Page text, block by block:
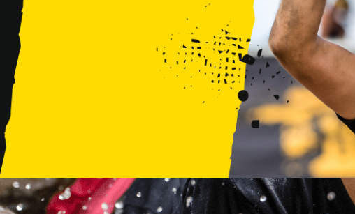
RUNMAGEDDON WARSZAWA TWIERDZA MODLIN 10/11.10.2026
RUNMAGEDDON JURAPARK BAŁTÓW 24/25.10.2026
RUNMAGEDDON HALLOWEEN WARSZAWA 31.10.2026
TRENINGI
VOUCHERY
DLA ZAWODNIKÓW
ZDJĘCIA
KALENDARZ 2026